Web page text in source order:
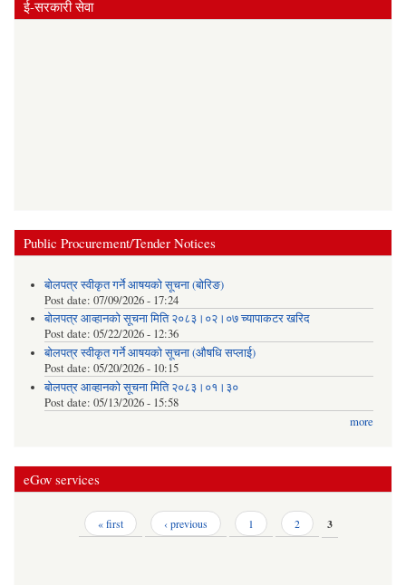
ई-सरकारी सेवा
Public Procurement/Tender Notices
बोलपत्र स्वीकृत गर्ने आषयको सूचना (बोरिङ)
Post date: 07/09/2026 - 17:24
बोलपत्र आव्हानको सूचना मिति २०८३।०२।०७ च्यापाकटर खरिद
Post date: 05/22/2026 - 12:36
बोलपत्र स्वीकृत गर्ने आषयको सूचना (औषधि सप्लाई)
Post date: 05/20/2026 - 10:15
बोलपत्र आव्हानको सूचना मिति २०८३।०१।३०
Post date: 05/13/2026 - 15:58
more
eGov services
« first ‹ previous 1 2 3